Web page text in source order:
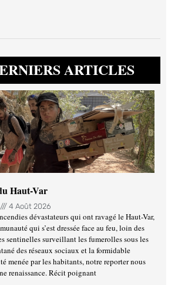
ARTICLES
Haut-Var
4 Août 2026
dévastateurs qui ont ravagé le Haut-Var,
qui s’est dressée face au feu, loin des
sentinelles surveillant les fumerolles sous les
des réseaux sociaux et la formidable
menée par les habitants, notre reporter nous
renaissance. Récit poignant